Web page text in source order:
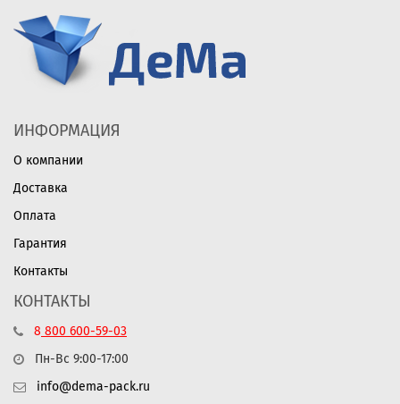
ИНФОРМАЦИЯ
О компании
Доставка
Оплата
Гарантия
Контакты
КОНТАКТЫ
8 800 600-59-03
Пн-Вс 9:00-17:00
info@dema-pack.ru